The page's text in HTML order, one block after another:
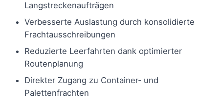
Langstreckenaufträgen
Verbesserte Auslastung durch konsolidierte
Frachtausschreibungen
Reduzierte Leerfahrten dank optimierter
Routenplanung
Direkter Zugang zu Container‑ und
Palettenfrachten